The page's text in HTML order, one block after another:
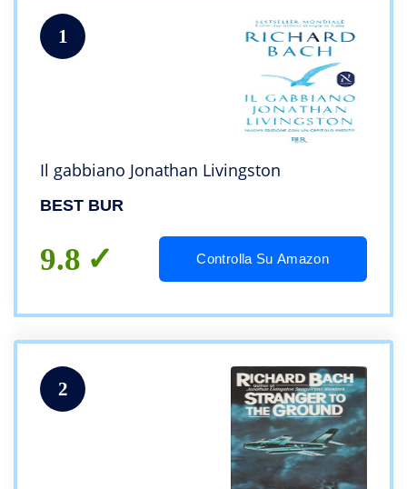
1
Il gabbiano Jonathan Livingston
BEST BUR
9.8 Controlla Su Amazon
2